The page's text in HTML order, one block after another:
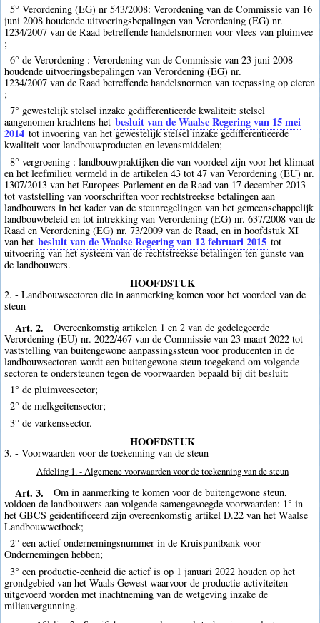
5° Verordening (EG) nr 543/2008: Verordening van de Commissie van 16
juni 2008 houdende uitvoeringsbepalingen van Verordening (EG) nr.
1234/2007 van de Raad betreffende handelsnormen voor vlees van pluimvee
;
6° de Verordening : Verordening van de Commissie van 23 juni 2008
houdende uitvoeringsbepalingen van Verordening (EG) nr.
1234/2007 van de Raad betreffende handelsnormen van toepassing op eieren
;
7° gewestelijk stelsel inzake gedifferentieerde kwaliteit: stelsel
aangenomen krachtens het besluit van de Waalse Regering van 15 mei
2014 tot invoering van het gewestelijk stelsel inzake gedifferentieerde
kwaliteit voor landbouwproducten en levensmiddelen;
8° vergroening : landbouwpraktijken die van voordeel zijn voor het klimaat
en het leefmilieu vermeld in de artikelen 43 tot 47 van Verordening (EU) nr.
1307/2013 van het Europees Parlement en de Raad van 17 december 2013
tot vaststelling van voorschriften voor rechtstreekse betalingen aan
landbouwers in het kader van de steunregelingen van het gemeenschappelijk
landbouwbeleid en tot intrekking van Verordening (EG) nr. 637/2008 van de
Raad en Verordening (EG) nr. 73/2009 van de Raad, en in hoofdstuk XI
van het besluit van de Waalse Regering van 12 februari 2015 tot
uitvoering van het systeem van de rechtstreekse betalingen ten gunste van
de landbouwers.
HOOFDSTUK
2. - Landbouwsectoren die in aanmerking komen voor het voordeel van de
steun
Art. 2.
Overeenkomstig artikelen 1 en 2 van de gedelegeerde
Verordening (EU) nr. 2022/467 van de Commissie van 23 maart 2022 tot
vaststelling van buitengewone aanpassingssteun voor producenten in de
landbouwsectoren wordt een buitengewone steun toegekend om volgende
sectoren te ondersteunen tegen de voorwaarden bepaald bij dit besluit:
1° de pluimveesector;
2° de melkgeitensector;
3° de varkenssector.
HOOFDSTUK
3. - Voorwaarden voor de toekenning van de steun
Afdeling 1. - Algemene voorwaarden voor de toekenning van de steun
Art. 3.
Om in aanmerking te komen voor de buitengewone steun,
voldoen de landbouwers aan volgende samengevoegde voorwaarden: 1° in
het GBCS geïdentificeerd zijn overeenkomstig artikel D.22 van het Waalse
Landbouwwetboek;
2° een actief ondernemingsnummer in de Kruispuntbank voor
Ondernemingen hebben;
3° een productie-eenheid die actief is op 1 januari 2022 houden op het
grondgebied van het Waals Gewest waarvoor de productie-activiteiten
uitgevoerd worden met inachtneming van de wetgeving inzake de
milieuvergunning.